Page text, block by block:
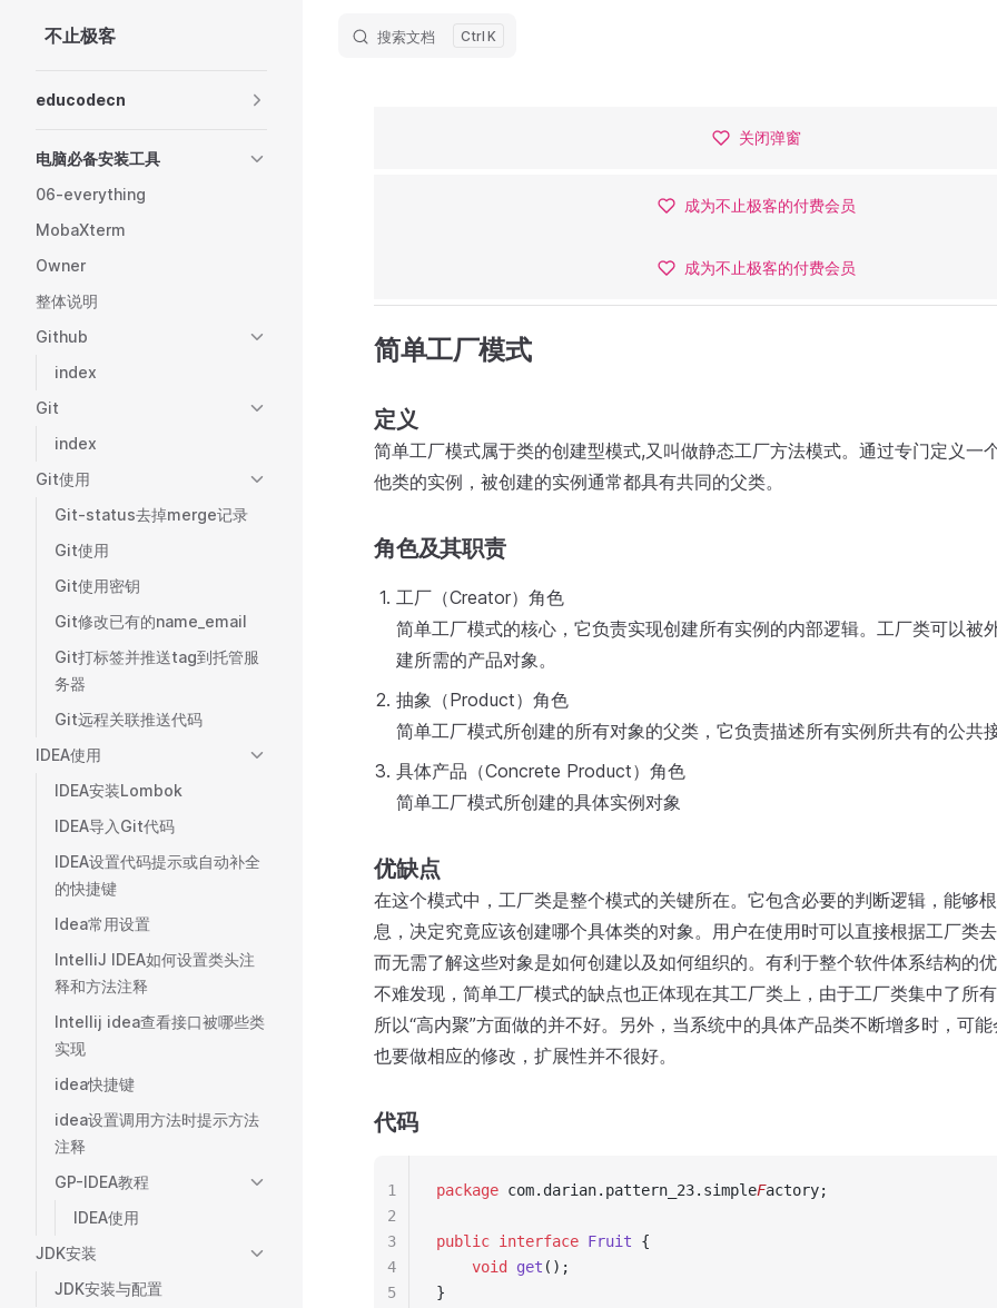
Skip to content
不止极客 搜索文档 K
educodecn
电脑必备安装工具
06-everything
MobaXterm
Owner
整体说明
Github
index
Git
index
Git使用
Git-status去掉merge记录
Git使用
Git使用密钥
Git修改已有的name_email
Git打标签并推送tag到托管服
务器
Git远程关联推送代码
IDEA使用
IDEA安装Lombok
IDEA导入Git代码
IDEA设置代码提示或自动补全
的快捷键
Idea常用设置
IntelliJ IDEA如何设置类头注
释和方法注释
Intellij idea查看接口被哪些类
实现
idea快捷键
idea设置调用方法时提示方法
注释
GP-IDEA教程
IDEA使用
JDK安装
JDK安装与配置
关闭弹窗
成为不止极客的付费会员
成为不止极客的付费会员
这里是一个广告位， Try now →
成为不止极客的付费会员
简单工厂模式
定义
简单工厂模式属于类的创建型模式,又叫做静态工厂方法模式。通过专门定义一
他类的实例，被创建的实例通常都具有共同的父类。
角色及其职责
工厂（Creator）角色
简单工厂模式的核心，它负责实现创建所有实例的内部逻辑。工厂类可以被
建所需的产品对象。
抽象（Product）角色
简单工厂模式所创建的所有对象的父类，它负责描述所有实例所共有的公共接
具体产品（Concrete Product）角色
简单工厂模式所创建的具体实例对象
优缺点
在这个模式中，工厂类是整个模式的关键所在。它包含必要的判断逻辑，能够
息，决定究竟应该创建哪个具体类的对象。用户在使用时可以直接根据工厂类
而无需了解这些对象是如何创建以及如何组织的。有利于整个软件体系结构的优
不难发现，简单工厂模式的缺点也正体现在其工厂类上，由于工厂类集中了所
所以“高内聚”方面做的并不好。另外，当系统中的具体产品类不断增多时，可
也要做相应的修改，扩展性并不很好。
代码
package com.darian.pattern_23.simpleFactory;
public interface Fruit {
void
get ();
}
1
2
3
4
5